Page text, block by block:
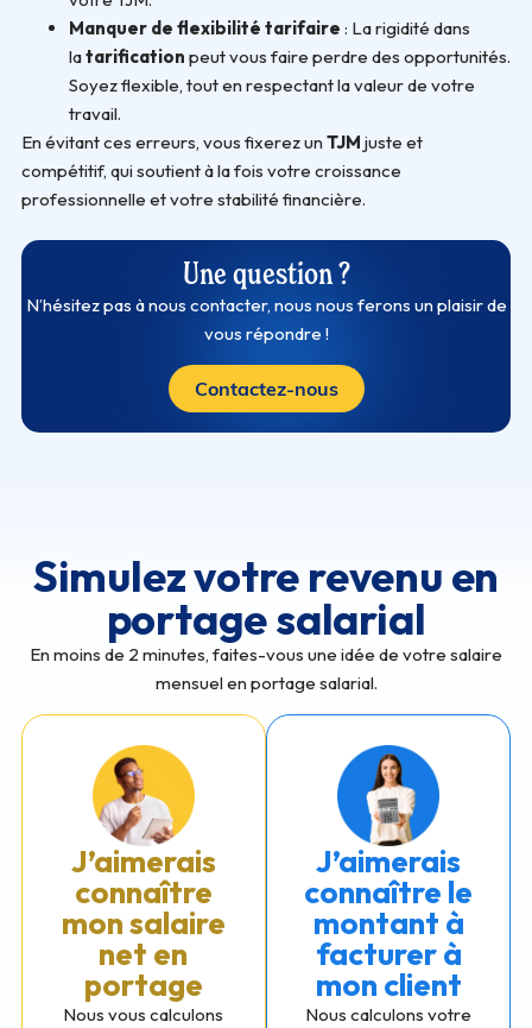
Manquer de flexibilité tarifaire : La rigidité dans
latarification peut vous faire perdre des opportunités.
Soyez flexible, tout en respectant la valeur de votre
travail.
En évitant ces erreurs, vous fixerez un TJM juste et
compétitif, qui soutient à la fois votre croissance
professionnelle et votre stabilité financière.
Une question ?
N’hésitez pas à nous contacter, nous nous ferons un plaisir de
vous répondre !
Contactez-nous
Simulez votre revenu en
portage salarial
En moins de 2 minutes, faites-vous une idée de votre salaire
mensuel en portage salarial.
J’aimerais
connaître
mon salaire
net en
portage
Nous vous calculons
J’aimerais
connaître le
montant à
facturer à
mon client
Nous calculons votre